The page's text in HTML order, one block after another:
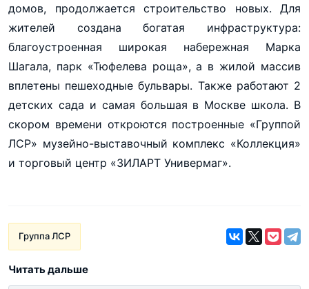
домов, продолжается строительство новых. Для
жителей создана богатая инфраструктура:
благоустроенная широкая набережная Марка
Шагала, парк «Тюфелева роща», а в жилой массив
вплетены пешеходные бульвары. Также работают 2
детских сада и самая большая в Москве школа. В
скором времени откроются построенные «Группой
ЛСР» музейно-выставочный комплекс «Коллекция»
и торговый центр «ЗИЛАРТ Универмаг».
Группа ЛСР
Читать дальше